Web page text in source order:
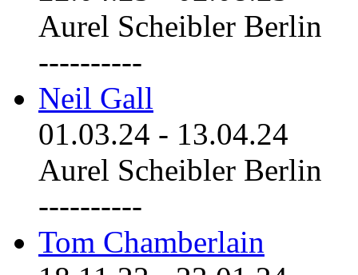
Aurel Scheibler Berlin
----------
Neil Gall
01.03.24 - 13.04.24
Aurel Scheibler Berlin
----------
Tom Chamberlain